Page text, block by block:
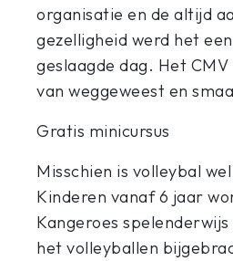
organisatie en de altijd
gezelligheid werd het
geslaagde dag. Het
van weggeweest en
Gratis minicursus
Misschien is volleybal
Kinderen vanaf 6 jaar
Kangeroes
het volleyballen